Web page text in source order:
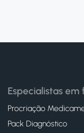
Especialistas
Procriação
Pack Diagnóstico